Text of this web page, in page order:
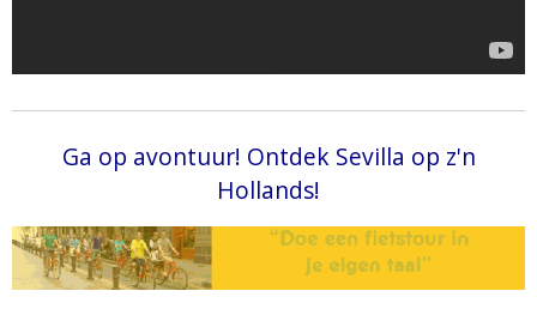
Ga op avontuur! Ontdek Sevilla op z'n
Hollands!